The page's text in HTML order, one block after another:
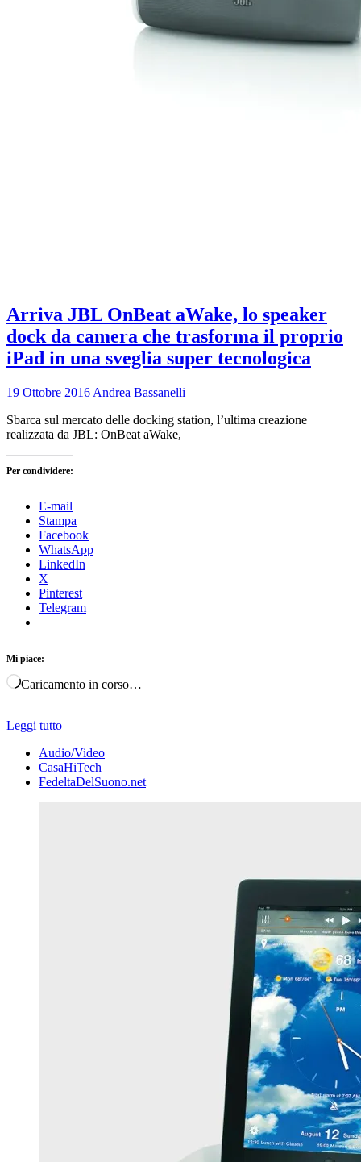
Arriva JBL OnBeat aWake, lo speaker
dock da camera che trasforma il proprio
iPad in una sveglia super tecnologica
19 Ottobre 2016 Andrea Bassanelli
Sbarca sul mercato delle docking station, l’ultima creazione
realizzata da JBL: OnBeat aWake,
Per condividere:
E-mail
Stampa
Facebook
WhatsApp
LinkedIn
X
Pinterest
Telegram
Mi piace:
Caricamento in corso…
Leggi tutto
Audio/Video
CasaHiTech
FedeltaDelSuono.net